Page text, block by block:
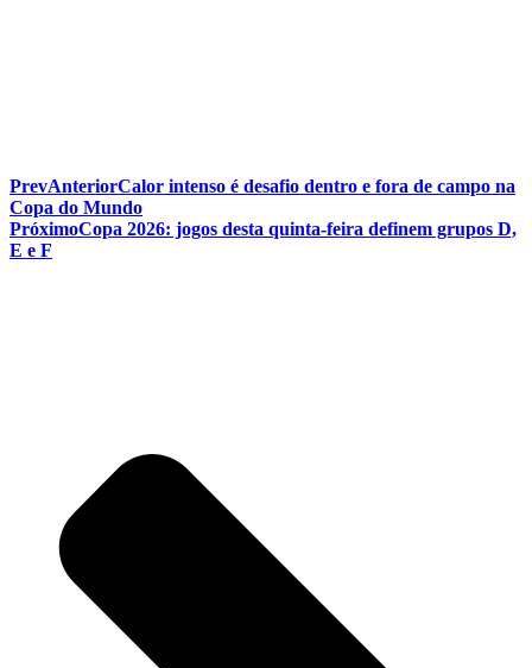
PrevAnteriorCalor intenso é desafio dentro e fora de campo na
Copa do Mundo
PróximoCopa 2026: jogos desta quinta-feira definem grupos D,
E e F